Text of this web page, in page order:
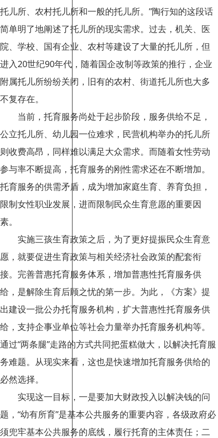
托儿所、农村托儿所和一般的托儿所。”陶行知的这段话
简单明了地阐述了托儿所的现实需求。过去，机关、医
院、学校、国有企业、农村等建设了大量的托儿所，但
进入20世纪90年代，随着国企改制等政策的推行，企业
附属托儿所纷纷关闭，旧有的农村、街道托儿所也大多
不复存在。
当前，托育服务尚处于起步阶段，服务供给不足，
公立托儿所、幼儿园一位难求，民营机构举办的托儿所
则收费高昂，同样难以满足大众需求。而随着女性劳动
参与率不断提高，托育服务的刚性需求还在不断增加。
托育服务的供需矛盾，成为增加家庭生育、养育负担，
限制女性职业发展，进而限制民众生育意愿的重要因
素。
实施三孩生育政策之后，为了更好提振民众生育意
愿，就要促进生育政策与相关经济社会政策的配套衔
接。完善普惠托育服务体系，增加普惠性托育服务供
给，是解除生育后顾之忧的第一步。为此，《方案》提
出建设一批公办托育服务机构，扩大普惠性托育服务供
给，支持企事业单位等社会力量举办托育服务机构等。
通过“两条腿”走路的方式共同把蛋糕做大，以解决托育服
务难题。从现实来看，这也是快速增加托育服务供给的
必然选择。
实现这一目标，一是要加大财政投入以解决钱的问
题，“幼有所育”是基本公共服务的重要内容，各级政府必
须兜牢基本公共服务的底线，履行托育的主体责任；二